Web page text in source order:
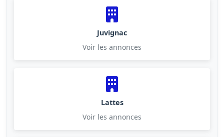
Juvignac
Voir les annonces
Lattes
Voir les annonces